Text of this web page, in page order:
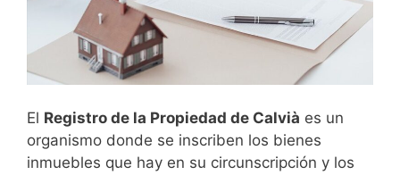
El Registro de la Propiedad de Calvià es un
organismo donde se inscriben los bienes
inmuebles que hay en su circunscripción y los